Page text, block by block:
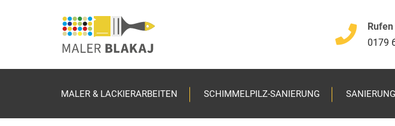
0179
MALER & LACKIERARBEITEN SCHIMMELPILZ-SANIERUNG SANIERUNG